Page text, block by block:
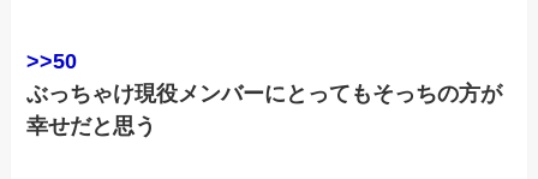
>>50
ぶっちゃけ現役メンバーにとってもそっちの方が
幸せだと思う